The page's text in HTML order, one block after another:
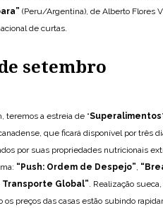
” (Peru/Argentina), de Alberto Flores
de curtas.
setembro
teremos a estreia de “Superalimentos
que ficará disponível por três
por suas propriedades nutricionais
“ Push: Ordem de Despejo”, “
Transporte Global”. Realização sueca,
preços das casas estão subindo